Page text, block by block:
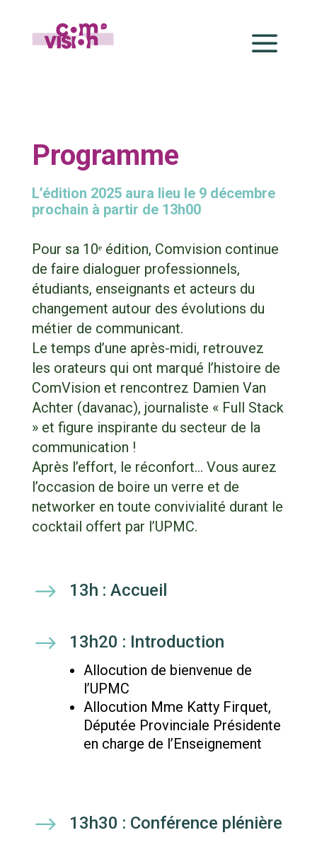
a
Programme
L’édition 2025 aura lieu le 9 décembre
prochain à partir de 13h00
Pour sa 10ᵉ édition, Comvision continue
de faire dialoguer professionnels,
étudiants, enseignants et acteurs du
changement autour des évolutions du
métier de communicant.
Le temps d’une après-midi, retrouvez
les orateurs qui ont marqué l’histoire de
ComVision et rencontrez Damien Van
Achter (davanac), journaliste « Full Stack
» et figure inspirante du secteur de la
communication !
Après l’effort, le réconfort… Vous aurez
l’occasion de boire un verre et de
networker en toute convivialité durant le
cocktail offert par l’UPMC.
$ 13h : Accueil
$ 13h20 : Introduction
Allocution de bienvenue de
l’UPMC
Allocution Mme Katty Firquet,
Députée Provinciale Présidente
en charge de l’Enseignement
$ 13h30 : Conférence plénière